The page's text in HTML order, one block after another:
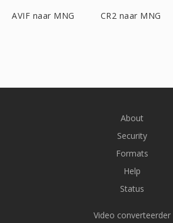
AVIF naar MNG CR2 naar MNG
About
Security
Formats
Help
Status
Video converteerder